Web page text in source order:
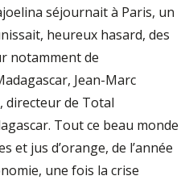
séjournait à Paris, un
heureux hasard, des
notamment de
Jean-Marc
directeur de Total
Tout ce beau monde
et jus d’orange, de l’année
une fois la crise